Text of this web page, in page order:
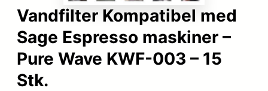
Vandfilter Kompatibel med
Sage Espresso maskiner –
Pure Wave KWF-003 – 15
Stk.